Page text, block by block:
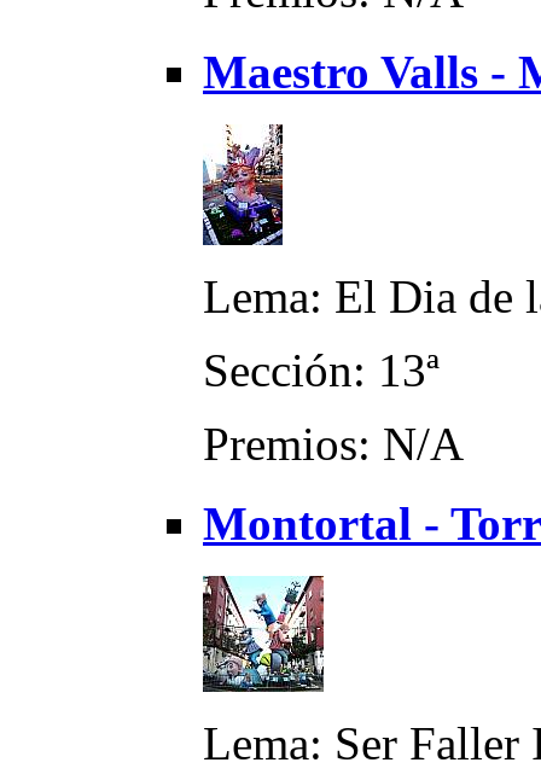
Maestro Valls -
Lema: El Dia de
Sección: 13ª
Premios: N/A
Montortal -
Lema: Ser